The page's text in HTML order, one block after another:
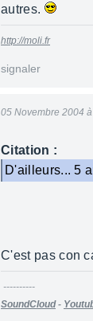
autres.
http://moli.fr
signaler
05 Novembre 2004
Citation :
D'ailleurs... 5
C'est pas con
----------
SoundCloud-